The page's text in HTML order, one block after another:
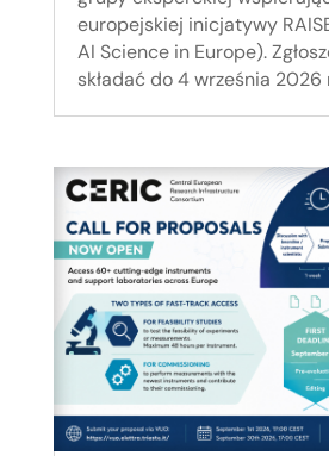
europejskiej inicjatywy
AI Science in Europe).
składać do 4 września 2026